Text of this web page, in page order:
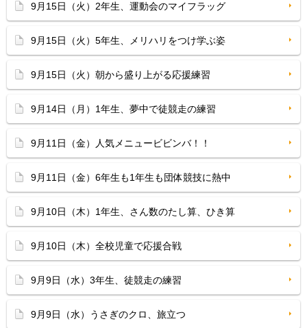
9月15日（火）2年生、運動会のマイフラッグ
9月15日（火）5年生、メリハリをつけ学ぶ姿
9月15日（火）朝から盛り上がる応援練習
9月14日（月）1年生、夢中で徒競走の練習
9月11日（金）人気メニュービビンバ！！
9月11日（金）6年生も1年生も団体競技に熱中
9月10日（木）1年生、さん数のたし算、ひき算
9月10日（木）全校児童で応援合戦
9月9日（水）3年生、徒競走の練習
9月9日（水）うさぎのクロ、旅立つ